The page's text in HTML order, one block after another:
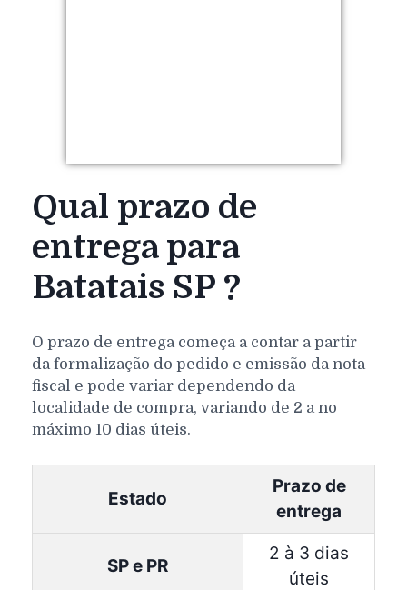
Qual prazo de
entrega para
Batatais SP ?
O prazo de entrega começa a contar a partir
da formalização do pedido e emissão da nota
fiscal e pode variar dependendo da
localidade de compra, variando de 2 a no
máximo 10 dias úteis.
Estado
Prazo de
entrega
SP e PR
2 à 3 dias
úteis